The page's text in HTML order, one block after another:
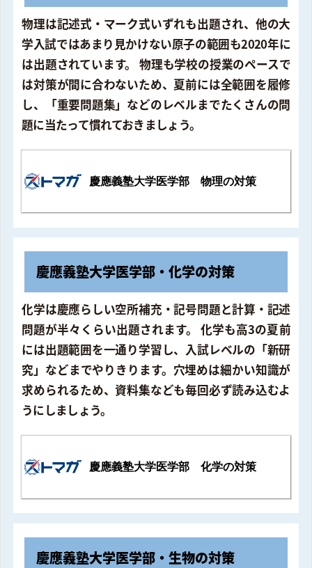
物理は記述式・マーク式いずれも出題され、他の大
学入試ではあまり見かけない原子の範囲も2020年に
は出題されています。 物理も学校の授業のペースで
は対策が間に合わないため、夏前には全範囲を履修
し、「重要問題集」などのレベルまでたくさんの問
題に当たって慣れておきましょう。
慶應義塾大学医学部 物理の対策
慶應義塾大学医学部・化学の対策
化学は慶應らしい空所補充・記号問題と計算・記述
問題が半々くらい出題されます。 化学も高3の夏前
には出題範囲を一通り学習し、入試レベルの「新研
究」などまでやりきります。穴埋めは細かい知識が
求められるため、資料集なども毎回必ず読み込むよ
うにしましょう。
慶應義塾大学医学部 化学の対策
慶應義塾大学医学部・生物の対策